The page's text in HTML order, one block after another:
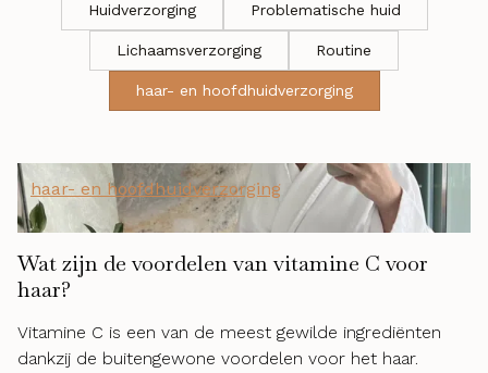
Huidverzorging Problematische huid
Lichaamsverzorging Routine
haar- en hoofdhuidverzorging
haar- en hoofdhuidverzorging
Wat zijn de voordelen van vitamine C voor
haar?
Vitamine C is een van de meest gewilde ingrediënten
dankzij de buitengewone voordelen voor het haar.